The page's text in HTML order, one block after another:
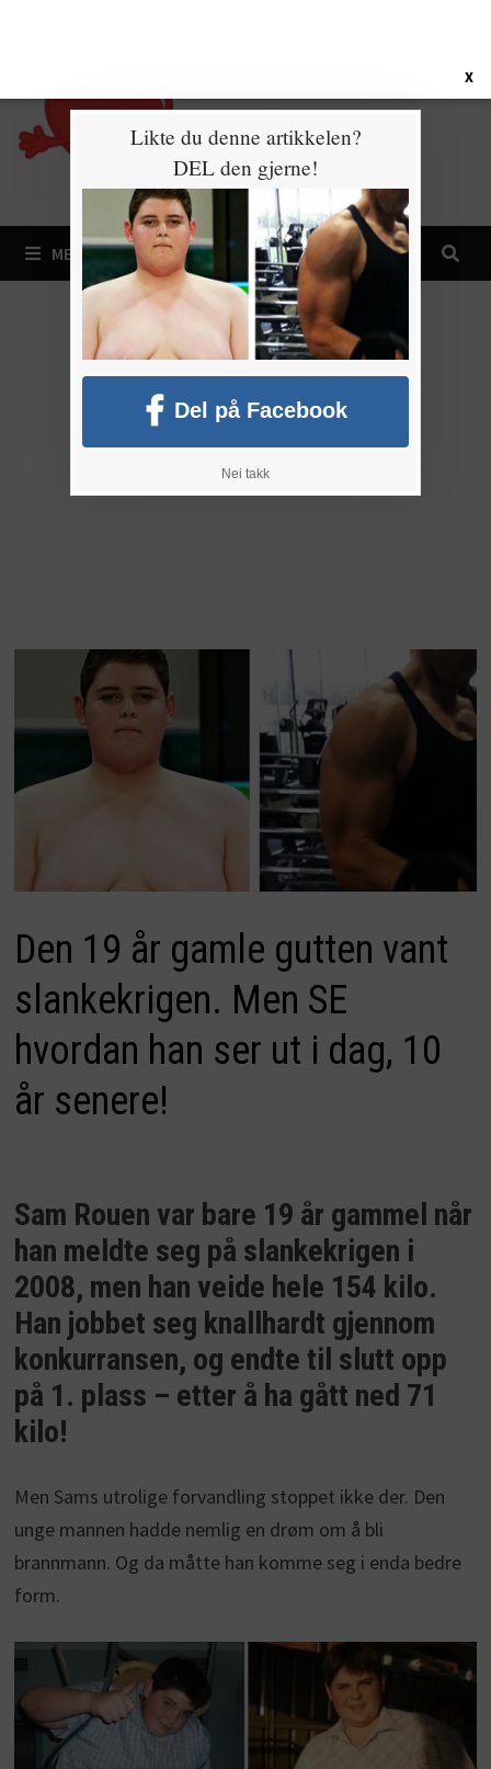
MENY
Den 19 år gamle gutten vant
slankekrigen. Men SE
hvordan han ser ut i dag, 10
år senere!
Sam Rouen var bare 19 år gammel når
han meldte seg på slankekrigen i
2008, men han veide hele 154 kilo.
Han jobbet seg knallhardt gjennom
konkurransen, og endte til slutt opp
på 1. plass – etter å ha gått ned 71
kilo!
Men Sams utrolige forvandling stoppet ikke der. Den
unge mannen hadde nemlig en drøm om å bli
brannmann. Og da måtte han komme seg i enda bedre
form.
X
Likte du denne artikkelen?
DEL den gjerne!
Del på Facebook
Nei takk